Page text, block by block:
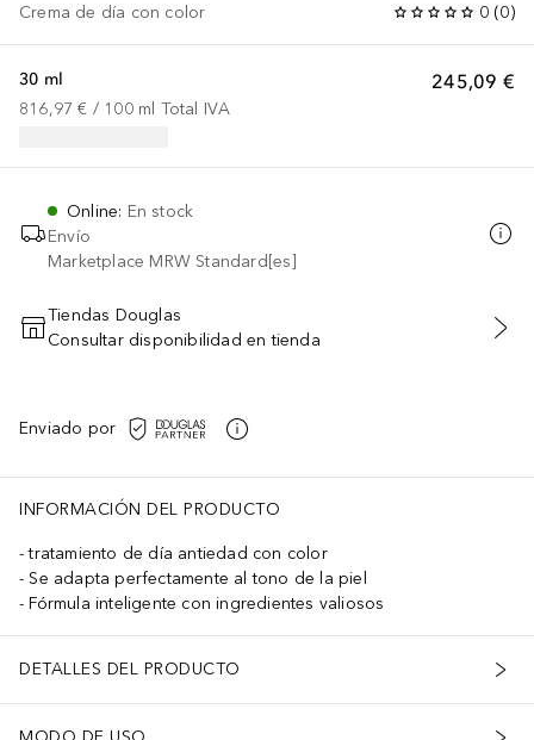
Crema de día con color 0 (0)
245,09 €
30 ml
816,97 € / 100 ml Total IVA
Online: En stock
Envío
Marketplace MRW Standard[es]
AÑADIR AL CARRITO
Tiendas Douglas
Consultar disponibilidad en tienda
Enviado por
INFORMACIÓN DEL PRODUCTO
tratamiento de día antiedad con color
Se adapta perfectamente al tono de la piel
Fórmula inteligente con ingredientes valiosos
DETALLES DEL PRODUCTO